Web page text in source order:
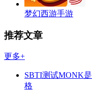
梦幻西游手游
推荐文章
更多+
SBTI测试MONK
格